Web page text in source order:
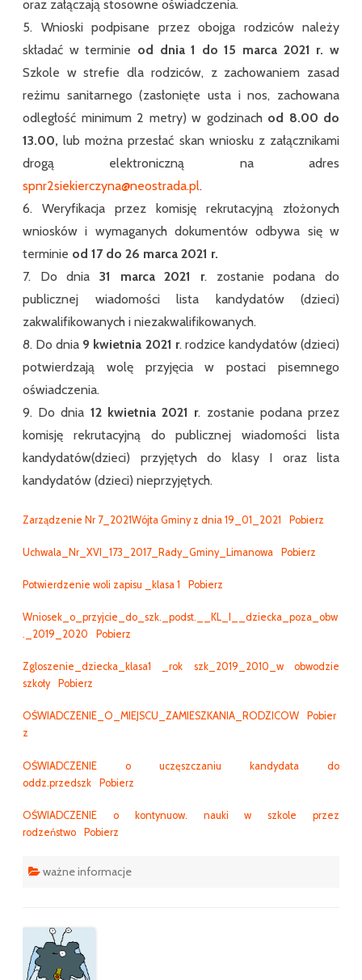
oraz załączają stosowne oświadczenia.
5. Wnioski podpisane przez obojga rodziców należy
składać w terminie od dnia 1 do 15 marca 2021 r. w
Szkole w strefie dla rodziców, z zachowaniem zasad
reżimu sanitarnego (zasłonięte usta i nos, zachowana
odległość minimum 2 metry) w godzinach od 8.00 do
13.00,lub można przesłać skan wniosku z załącznikami
drogą elektroniczną na adres
spnr2siekierczyna@neostrada.pl.
6. Weryfikacja przez komisję rekrutacyjną złożonych
wniosków i wymaganych dokumentów odbywa się w
terminie od 17 do 26 marca 2021 r.
7. Do dnia 31 marca 2021 r. zostanie podana do
publicznej wiadomości lista kandydatów (dzieci)
zakwalifikowanych i niezakwalifikowanych.
8. Do dnia 9 kwietnia 2021 r. rodzice kandydatów (dzieci)
potwierdzają wolę przyjęcia w postaci pisemnego
oświadczenia.
9. Do dnia 12 kwietnia 2021 r. zostanie podana przez
komisję rekrutacyjną do publicznej wiadomości lista
kandydatów(dzieci) przyjętych do klasy I oraz lista
kandydatów (dzieci) nieprzyjętych.
Zarządzenie Nr 7_2021Wójta Gminy z dnia 19_01_2021 Pobierz
Uchwala_Nr_XVI_173_2017_Rady_Gminy_Limanowa Pobierz
Potwierdzenie woli zapisu _klasa 1 Pobierz
Wniosek_o_przyjcie_do_szk._podst.__KL_I__dziecka_poza_obw
._2019_2020
Pobierz
Zgloszenie_dziecka_klasa1 _rok szk_2019_2010_w obwodzie
szkoły
Pobierz
OŚWIADCZENIE_O_MIEJSCU_ZAMIESZKANIA_RODZICOW
Pobier
z
OŚWIADCZENIE o uczęszczaniu kandydata do
oddz.przedszk
Pobierz
OŚWIADCZENIE o kontynuow. nauki w szkole przez
rodzeństwo
Pobierz
ważne informacje